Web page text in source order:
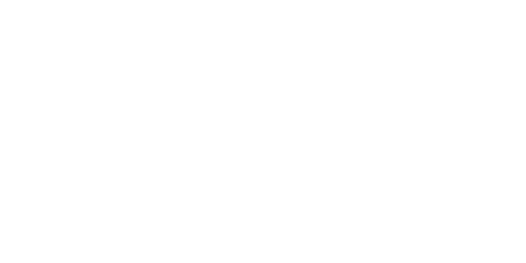
de Juanlu
del Granada CF
el ataque nervionense
de un inválido Consejo
antes del cierre
con el Genoa
campo sevillista
Salónica
nuevo portero y el Getafe mueve ficha... Las últimas novedades del mercado de La Liga
martes
pasada”